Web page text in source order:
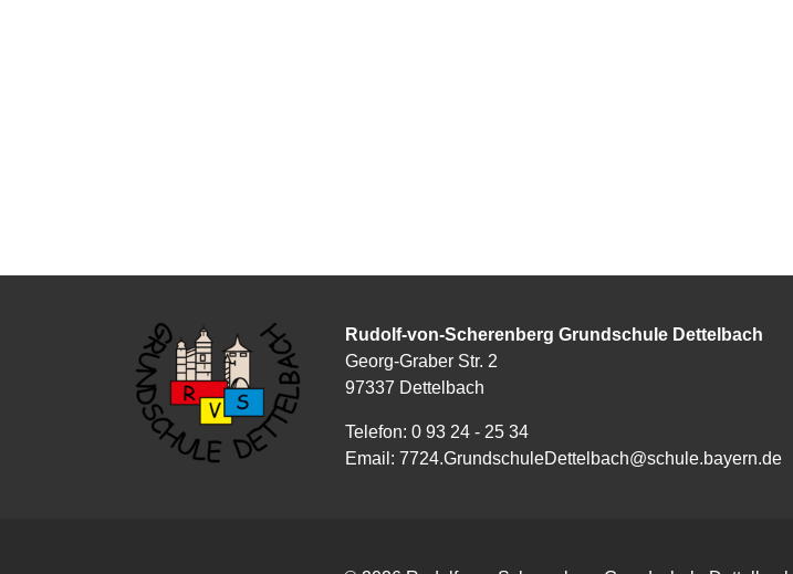
Rudolf-von-Scherenberg Grundschule Dettelbach
Georg-Graber Str. 2
97337 Dettelbach
Telefon: 0 93 24 - 25 34
Email: 7724.GrundschuleDettelbach@schule.bayern.de